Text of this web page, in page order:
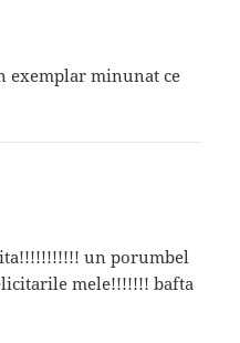
exemplar minunat ce
un porumbel
mele!!!!!!! bafta